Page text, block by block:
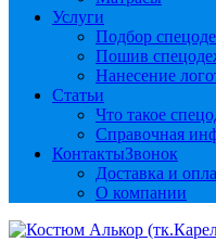
Услуги
Подбор
Пошив
Нанесение
Статьи
Что такое
Справочная
КонтактыЗвонок
Доставка и
О компании